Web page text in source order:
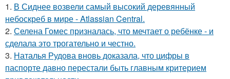
1. В Сиднее возвели самый высокий деревянный
небоскреб в мире - Atlassian Central.
2. Селена Гомес призналась, что мечтает о ребёнке - и
сделала это трогательно и честно.
3. Наталья Рудова вновь доказала, что цифры в
паспорте давно перестали быть главным критерием